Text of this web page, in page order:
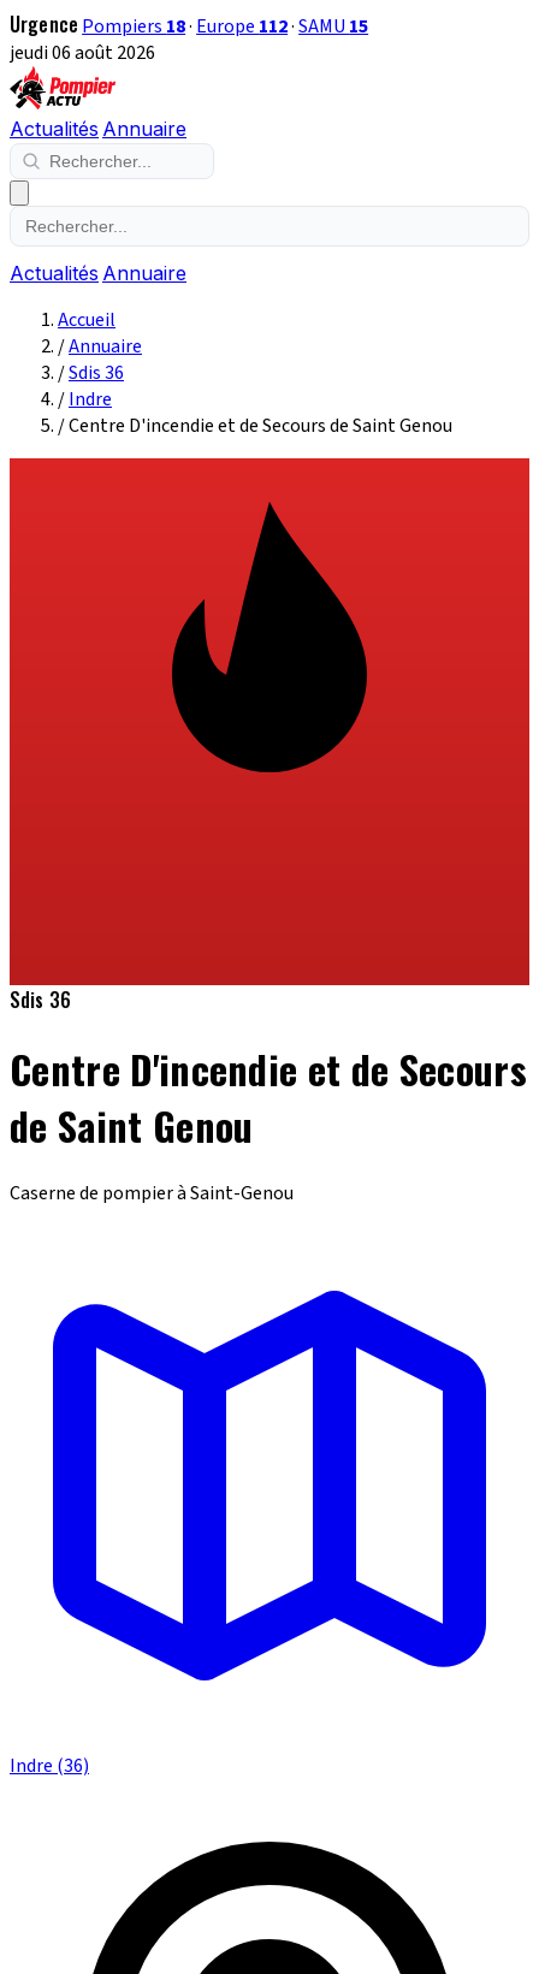
Urgence Pompiers 18· Europe 112·SAMU 15
jeudi 06 août 2026
Actualités Annuaire
Actualités Annuaire
Accueil
/Annuaire
/Sdis 36
/Indre
/Centre D'incendie et de Secours de Saint Genou
Sdis 36
Centre D'incendie et de Secours
de Saint Genou
Caserne de pompier à Saint-Genou
Indre (36)